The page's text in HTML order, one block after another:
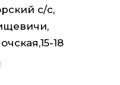
с/с,
18